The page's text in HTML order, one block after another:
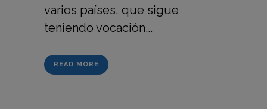
varios países, que sigue
teniendo vocación...
READ MORE